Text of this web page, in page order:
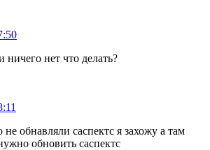
ничего нет что делать?
обнавляли саспектс я захожу а там
обновить саспектс